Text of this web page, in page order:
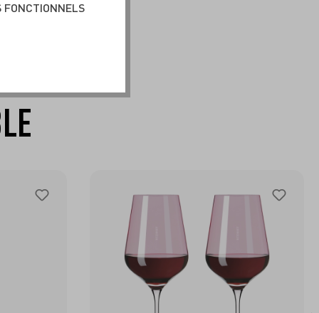
FONCTIONNELS